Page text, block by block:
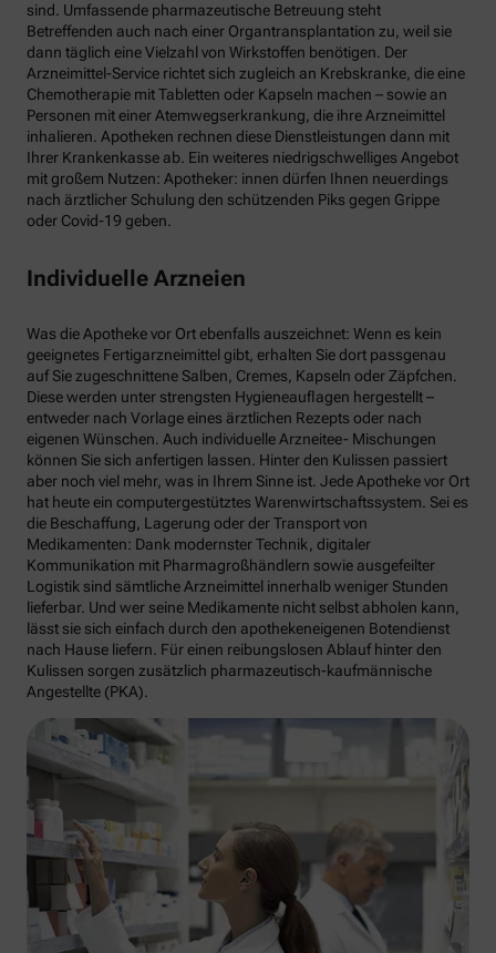
sind. Umfassende pharmazeutische Betreuung steht
Betreffenden auch nach einer Organtransplantation zu, weil sie
dann täglich eine Vielzahl von Wirkstoffen benötigen. Der
Arzneimittel-Service richtet sich zugleich an Krebskranke, die eine
Chemotherapie mit Tabletten oder Kapseln machen – sowie an
Personen mit einer Atemwegserkrankung, die ihre Arzneimittel
inhalieren. Apotheken rechnen diese Dienstleistungen dann mit
Ihrer Krankenkasse ab. Ein weiteres niedrigschwelliges Angebot
mit großem Nutzen: Apotheker: innen dürfen Ihnen neuerdings
nach ärztlicher Schulung den schützenden Piks gegen Grippe
oder Covid-19 geben.
Individuelle Arzneien
Was die Apotheke vor Ort ebenfalls auszeichnet: Wenn es kein
geeignetes Fertigarzneimittel gibt, erhalten Sie dort passgenau
auf Sie zugeschnittene Salben, Cremes, Kapseln oder Zäpfchen.
Diese werden unter strengsten Hygieneauflagen hergestellt –
entweder nach Vorlage eines ärztlichen Rezepts oder nach
eigenen Wünschen. Auch individuelle Arzneitee- Mischungen
können Sie sich anfertigen lassen. Hinter den Kulissen passiert
aber noch viel mehr, was in Ihrem Sinne ist. Jede Apotheke vor Ort
hat heute ein computergestütztes Warenwirtschaftssystem. Sei es
die Beschaffung, Lagerung oder der Transport von
Medikamenten: Dank modernster Technik, digitaler
Kommunikation mit Pharmagroßhändlern sowie ausgefeilter
Logistik sind sämtliche Arzneimittel innerhalb weniger Stunden
lieferbar. Und wer seine Medikamente nicht selbst abholen kann,
lässt sie sich einfach durch den apothekeneigenen Botendienst
nach Hause liefern. Für einen reibungslosen Ablauf hinter den
Kulissen sorgen zusätzlich pharmazeutisch-kaufmännische
Angestellte (PKA).